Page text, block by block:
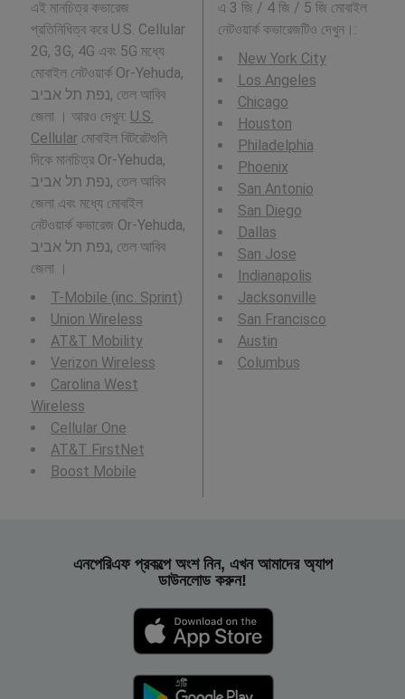
এই মানচিত্র কভারেজ
প্রতিনিধিত্ব করে U.S. Cellular
2G, 3G, 4G এবং 5G মধ্যে
মোবাইল নেটওয়ার্ক Or-Yehuda,
נפת תל אביב, তেল আবিব
জেলা । আরও দেখুন: U.S.
Cellularমোবাইল বিটরেটগুলি
দিকে মানচিত্র Or-Yehuda,
נפת תל אביב, তেল আবিব
জেলা এবং মধ্যে মোবাইল
নেটওয়ার্ক কভারেজ Or-Yehuda,
נפת תל אביב, তেল আবিব
জেলা ।
T-Mobile (inc. Sprint)
Union Wireless
AT&T Mobility
Verizon Wireless
Carolina West
Wireless
Cellular One
AT&T FirstNet
Boost Mobile
এ 3 জি / 4 জি / 5 জি মোবাইল
নেটওয়ার্ক কভারেজটিও দেখুন।:
New York City
Los Angeles
Chicago
Houston
Philadelphia
Phoenix
San Antonio
San Diego
Dallas
San Jose
Indianapolis
Jacksonville
San Francisco
Austin
Columbus
এনপেরিএফ প্রকল্পে অংশ নিন, এখন আমাদের অ্যাপ
ডাউনলোড করুন!